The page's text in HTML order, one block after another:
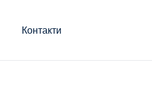
Контакти